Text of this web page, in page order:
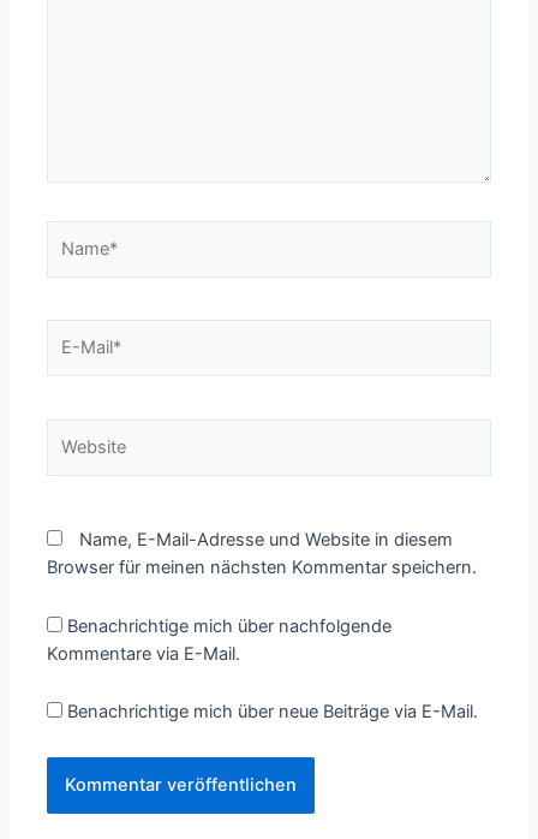
Mail*
Name, E-Mail-Adresse und Website in diesem
Browser für meinen nächsten Kommentar speichern.
Benachrichtige mich über nachfolgende
Kommentare via E-Mail.
Benachrichtige mich über neue Beiträge via E-Mail.